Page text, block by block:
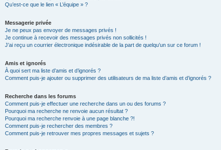
Qu’est-ce que le lien « L’équipe » ?
Messagerie privée
Je ne peux pas envoyer de messages privés !
Je continue à recevoir des messages privés non sollicités !
J’ai reçu un courrier électronique indésirable de la part de quelqu’un sur ce forum !
Amis et ignorés
À quoi sert ma liste d’amis et d’ignorés ?
Comment puis-je ajouter ou supprimer des utilisateurs de ma liste d’amis et d’ignorés ?
Recherche dans les forums
Comment puis-je effectuer une recherche dans un ou des forums ?
Pourquoi ma recherche ne renvoie aucun résultat ?
Pourquoi ma recherche renvoie à une page blanche ?!
Comment puis-je rechercher des membres ?
Comment puis-je retrouver mes propres messages et sujets ?